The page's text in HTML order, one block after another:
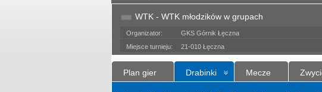
WTK - WTK młodzików w grupach
Organizator:
GKS Górnik Łęczna
Miejsce turnieju:
21-010 Łęczna
Plan gier Drabinki Mecze